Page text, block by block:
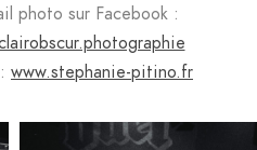
photo sur Facebook :
www.stephanie-pitino.fr